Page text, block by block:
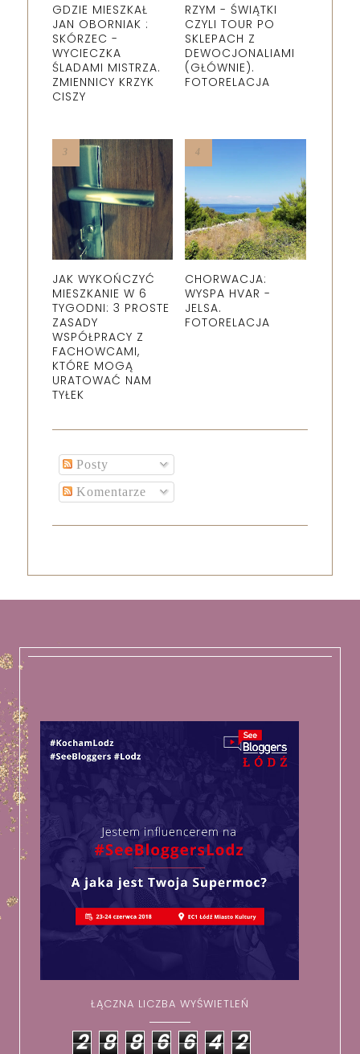
GDZIE MIESZKAŁ
JAN OBORNIAK :
SKÓRZEC -
WYCIECZKA
ŚLADAMI MISTRZA.
ZMIENNICY KRZYK
CISZY
RZYM - ŚWIĄTKI
CZYLI TOUR PO
SKLEPACH Z
DEWOCJONALIAMI
(GŁÓWNIE).
FOTORELACJA
JAK WYKOŃCZYĆ
MIESZKANIE W 6
TYGODNI: 3 PROSTE
ZASADY
WSPÓŁPRACY Z
FACHOWCAMI,
KTÓRE MOGĄ
URATOWAĆ NAM
TYŁEK
CHORWACJA:
WYSPA HVAR -
JELSA.
FOTORELACJA
Posty
Komentarze
ŁĄCZNA LICZBA WYŚWIETLEŃ
2 8 8 6 6 4 2